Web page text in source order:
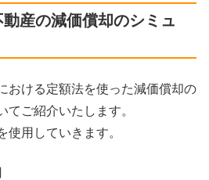
産の減価償却のシミュ
おける定額法を使った減価償却の
てご紹介いたします。
使用していきます。